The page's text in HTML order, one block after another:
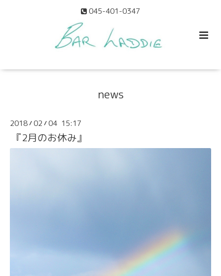
045-401-0347
news
2018/02 /04 15:17
『2月のお休み』